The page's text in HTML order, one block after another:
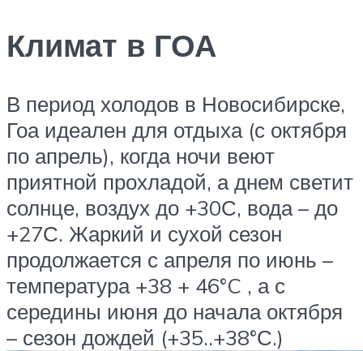
Климат в ГОА
В период холодов в Новосибирске,
Гоа идеален для отдыха (с октября
по апрель), когда ночи веют
приятной прохладой, а днем светит
солнце, воздух до +30С, вода – до
+27С. Жаркий и сухой сезон
продолжается с апреля по июнь –
температура +38 + 46°C , а с
середины июня до начала октября
– сезон дождей (+35..+38°С.)